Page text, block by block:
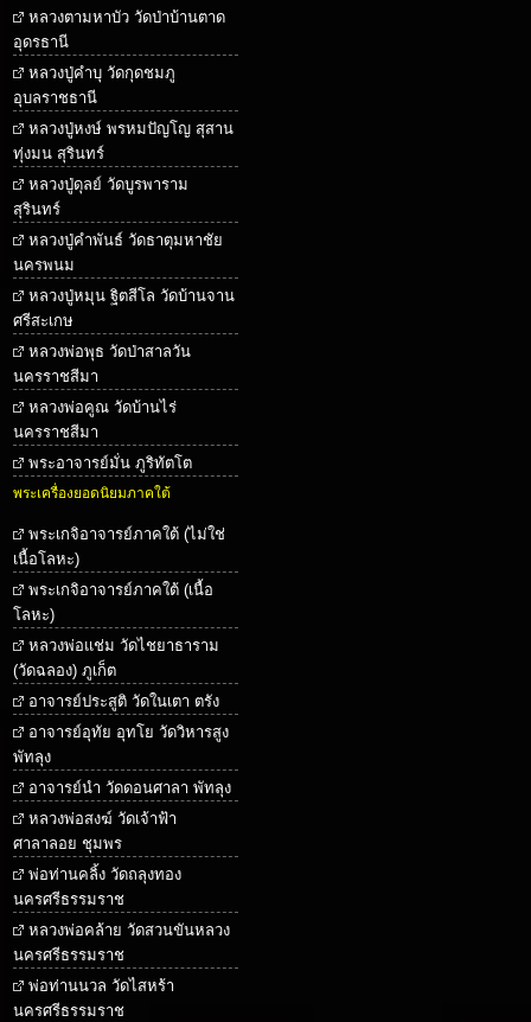
หลวงตามหาบัว วัดป่าบ้านตาด
อุดรธานี
หลวงปู่คำบุ วัดกุดชมภู
อุบลราชธานี
หลวงปู่หงษ์ พรหมปัญโญ สุสาน
ทุ่งมน สุรินทร์
หลวงปู่ดุลย์ วัดบูรพาราม
สุรินทร์
หลวงปู่คำพันธ์ วัดธาตุมหาชัย
นครพนม
หลวงปู่หมุน ฐิตสีโล วัดบ้านจาน
ศรีสะเกษ
หลวงพ่อพุธ วัดป่าสาลวัน
นครราชสีมา
หลวงพ่อคูณ วัดบ้านไร่
นครราชสีมา
พระอาจารย์มั่น ภูริทัตโต
พระเครื่องยอดนิยมภาคใต้
พระเกจิอาจารย์ภาคใต้ (ไม่ใช่
เนื้อโลหะ)
พระเกจิอาจารย์ภาคใต้ (เนื้อ
โลหะ)
หลวงพ่อแช่ม วัดไชยาธาราม
(วัดฉลอง) ภูเก็ต
อาจารย์ประสูติ วัดในเตา ตรัง
อาจารย์อุทัย อุทโย วัดวิหารสูง
พัทลุง
อาจารย์นำ วัดดอนศาลา พัทลุง
หลวงพ่อสงฆ์ วัดเจ้าฟ้า
ศาลาลอย ชุมพร
พ่อท่านคลิ้ง วัดถลุงทอง
นครศรีธรรมราช
หลวงพ่อคล้าย วัดสวนขันหลวง
นครศรีธรรมราช
พ่อท่านนวล วัดไสหร้า
นครศรีธรรมราช